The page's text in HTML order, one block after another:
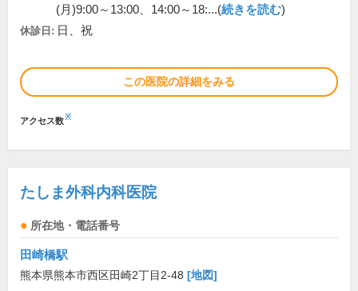
(月)9:00～13:00、14:00～18:...(続きを読む)
休診日: 日、祝
この医院の詳細をみる
アクセス数※
たしま外科内科医院
所在地・電話番号
田崎橋駅
熊本県熊本市西区田崎2丁目2-48 [地図]